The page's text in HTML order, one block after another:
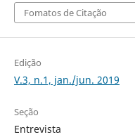
Fomatos de Citação
Edição
V.3, n.1, jan./jun. 2019
Seção
Entrevista